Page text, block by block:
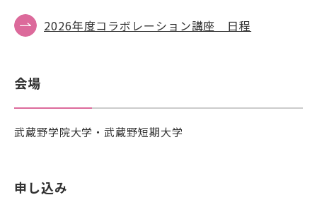
2026年度コラボレーション講座 日程
会場
武蔵野学院大学・武蔵野短期大学
申し込み